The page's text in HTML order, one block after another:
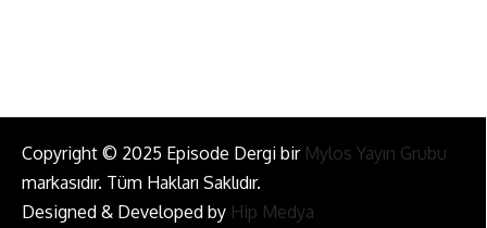
Copyright © 2025 Episode Dergi bir Mylos Yayın Grubu
markasıdır. Tüm Hakları Saklıdır.
Designed & Developed by Hip Medya